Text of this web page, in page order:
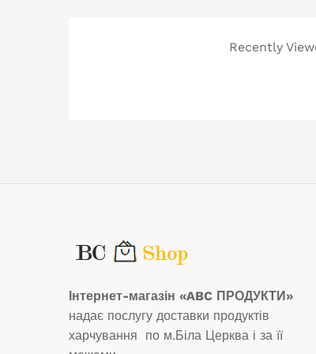
Recently
Інтернет-магазін «ABC ПРОДУКТИ»
надає послугу доставки продуктів
харчування по м.Біла Церква і за її